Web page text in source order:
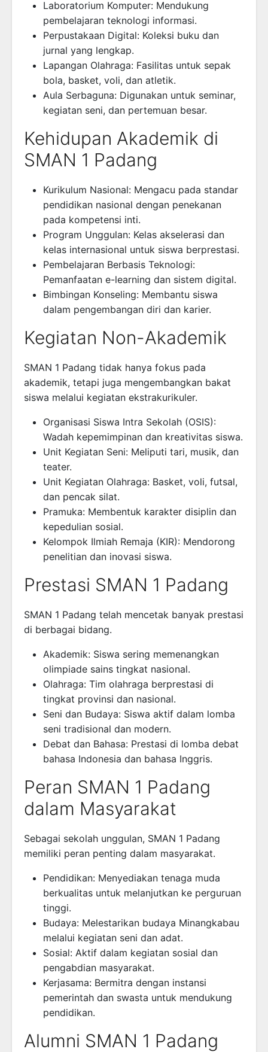
Laboratorium Komputer: Mendukung
pembelajaran teknologi informasi.
Perpustakaan Digital: Koleksi buku dan
jurnal yang lengkap.
Lapangan Olahraga: Fasilitas untuk sepak
bola, basket, voli, dan atletik.
Aula Serbaguna: Digunakan untuk seminar,
kegiatan seni, dan pertemuan besar.
Kehidupan Akademik di
SMAN 1 Padang
Kurikulum Nasional: Mengacu pada standar
pendidikan nasional dengan penekanan
pada kompetensi inti.
Program Unggulan: Kelas akselerasi dan
kelas internasional untuk siswa berprestasi.
Pembelajaran Berbasis Teknologi:
Pemanfaatan e-learning dan sistem digital.
Bimbingan Konseling: Membantu siswa
dalam pengembangan diri dan karier.
Kegiatan Non-Akademik
SMAN 1 Padang tidak hanya fokus pada
akademik, tetapi juga mengembangkan bakat
siswa melalui kegiatan ekstrakurikuler.
Organisasi Siswa Intra Sekolah (OSIS):
Wadah kepemimpinan dan kreativitas siswa.
Unit Kegiatan Seni: Meliputi tari, musik, dan
teater.
Unit Kegiatan Olahraga: Basket, voli, futsal,
dan pencak silat.
Pramuka: Membentuk karakter disiplin dan
kepedulian sosial.
Kelompok Ilmiah Remaja (KIR): Mendorong
penelitian dan inovasi siswa.
Prestasi SMAN 1 Padang
SMAN 1 Padang telah mencetak banyak prestasi
di berbagai bidang.
Akademik: Siswa sering memenangkan
olimpiade sains tingkat nasional.
Olahraga: Tim olahraga berprestasi di
tingkat provinsi dan nasional.
Seni dan Budaya: Siswa aktif dalam lomba
seni tradisional dan modern.
Debat dan Bahasa: Prestasi di lomba debat
bahasa Indonesia dan bahasa Inggris.
Peran SMAN 1 Padang
dalam Masyarakat
Sebagai sekolah unggulan, SMAN 1 Padang
memiliki peran penting dalam masyarakat.
Pendidikan: Menyediakan tenaga muda
berkualitas untuk melanjutkan ke perguruan
tinggi.
Budaya: Melestarikan budaya Minangkabau
melalui kegiatan seni dan adat.
Sosial: Aktif dalam kegiatan sosial dan
pengabdian masyarakat.
Kerjasama: Bermitra dengan instansi
pemerintah dan swasta untuk mendukung
pendidikan.
Alumni SMAN 1 Padang